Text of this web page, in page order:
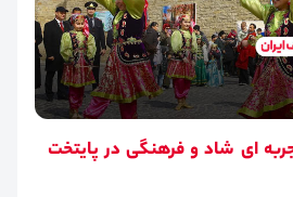
نوروز 1406؛ تجربه‌ ای شاد و فرهنگی در پایتخت